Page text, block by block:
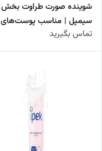
شوینده صورت طراوت بخش
سیمپل | مناسب پوست‌های
حساس
تماس بگیرید